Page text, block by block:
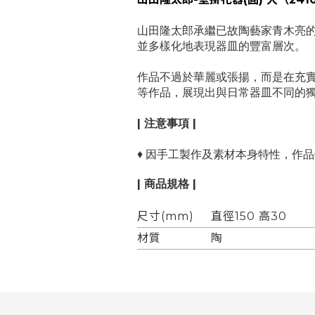
山田隆太郎承繼已故陶藝家青木亮
並多樣化地表現器皿的豐富層次。
作品不過於華麗或張揚，而是在充
等作品，展現出與日常器皿不同的獨
| 注意事項 |
♦ 因手工製作及素材本身特性，作
| 商品規格 |
尺寸(mm)
直徑150 高30
材質
陶